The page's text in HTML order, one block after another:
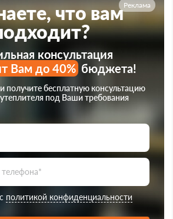
Реклама
что вам
консультация
Вам до 40%бюджета!
и получите бесплатную консультацию
под Ваши требования
политикой конфиденциальности